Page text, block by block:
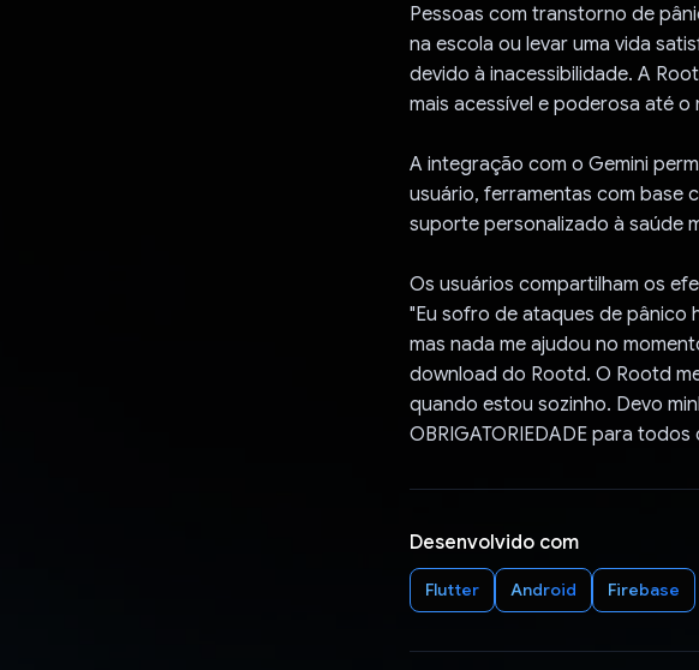
Pessoas com transtorno de
na escola ou levar uma vida
devido à inacessibilidade. A
mais acessível e poderosa até
A integração com o Gemini
usuário, ferramentas com base
suporte personalizado à saúde
Os usuários compartilham os
"Eu sofro de ataques de pânico
mas nada me ajudou no
download do Rootd. O Rootd
quando estou sozinho. Devo
OBRIGATORIEDADE para
Desenvolvido com
Flutter Android Firebase